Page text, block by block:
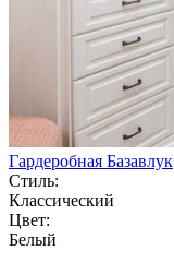
Гардеробная Базавлук
Стиль:
Классический
Цвет:
Белый